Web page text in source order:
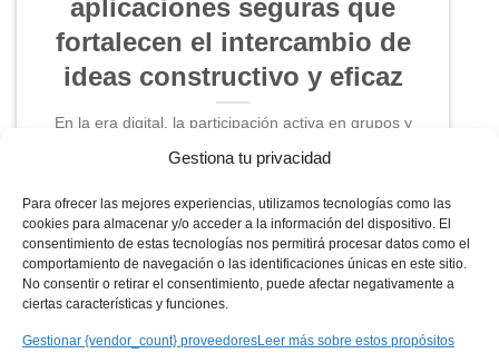
Gestiona tu privacidad
Para ofrecer las mejores experiencias, utilizamos tecnologías como las
cookies para almacenar y/o acceder a la información del dispositivo. El
consentimiento de estas tecnologías nos permitirá procesar datos como el
comportamiento de navegación o las identificaciones únicas en este sitio.
No consentir o retirar el consentimiento, puede afectar negativamente a
ciertas características y funciones.
Gestionar {vendor_count} proveedoresLeer más sobre estos propósitos
aplicaciones seguras que
fortalecen el intercambio de
ideas constructivo y eficaz
En la era digital, la participación activa en grupos y
MÁS...